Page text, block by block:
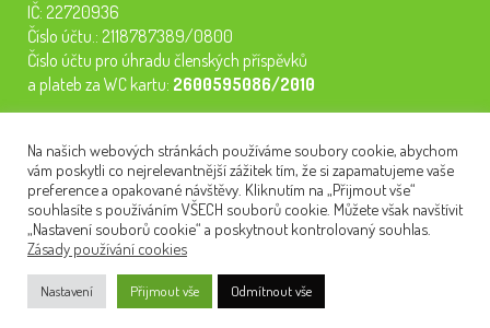
IČ: 22720936
Číslo účtu.: 2118787389/0800
Číslo účtu pro úhradu členských příspěvků
a plateb za WC kartu: 2600595086/2010
semináře, konferenci, plavbu na lodi a WC kartu. Z peněz
tiskneme odborné publikace pro pacienty.
NEWSLETTER
Na našich webových stránkách používáme soubory cookie, abychom
vám poskytli co nejrelevantnější zážitek tím, že si zapamatujeme vaše
preference a opakované návštěvy. Kliknutím na „Přijmout vše“
souhlasíte s používáním VŠECH souborů cookie. Můžete však navštívit
„Nastavení souborů cookie“ a poskytnout kontrolovaný souhlas.
Zásady používání cookies
Nastavení Přijmout vše Odmítnout vše